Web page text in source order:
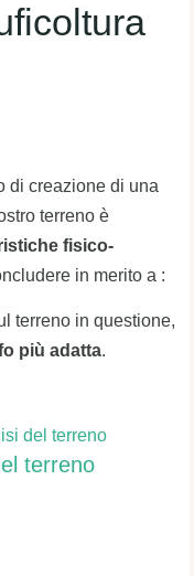
di creazione di una
terreno è
fisico-
in merito a :
terreno in questione,
più adatta.
del terreno
terreno